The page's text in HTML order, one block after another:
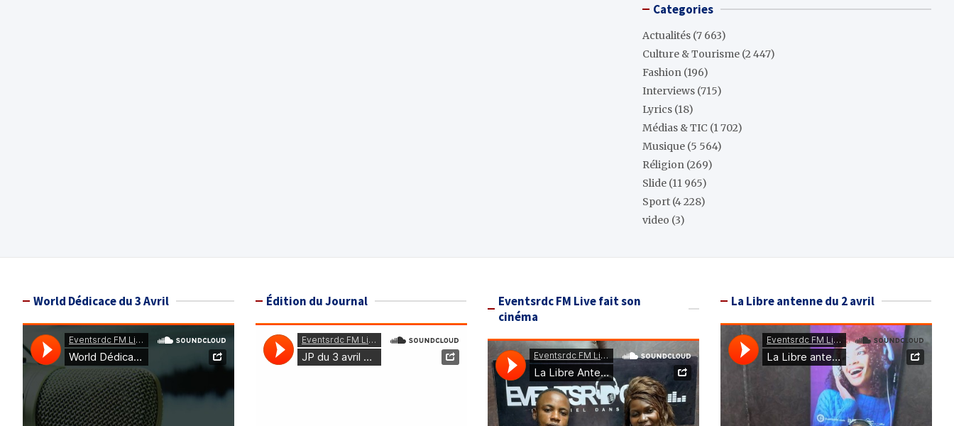
Categories
Actualités (7 663)
Culture & Tourisme (2 447)
Fashion (196)
Interviews (715)
Lyrics (18)
Médias & TIC (1 702)
Musique (5 564)
Réligion (269)
Slide (11 965)
Sport (4 228)
video (3)
World Dédicace du 3 Avril Édition du Journal
Eventsrdc FM Live fait son
cinéma
La Libre antenne du 2 avril